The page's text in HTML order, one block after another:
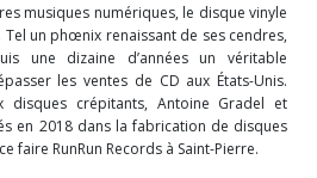
musiques numériques, le disque vinyle
un phœnix renaissant de ses cendres,
une dizaine d’années un véritable
les ventes de CD aux États-Unis.
disques crépitants, Antoine Gradel et
en 2018 dans la fabrication de disques
faire RunRun Records à Saint-Pierre.